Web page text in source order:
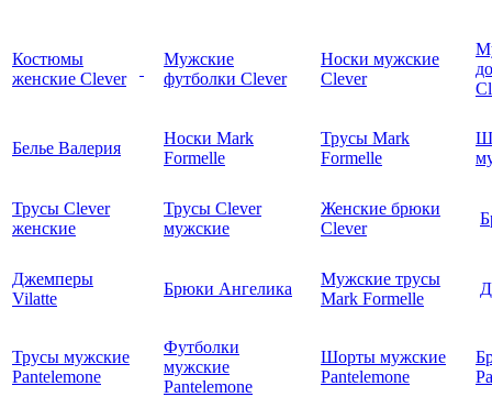
Костюмы
женские Clever
Мужские
футболки Clever
Носки мужские
Clever
Белье Валерия
Носки Mark
Formelle
Трусы Mark
Formelle
Трусы Clever
женские
Трусы Clever
мужские
Женские брюки
Clever
Джемперы
Vilatte
Брюки Ангелика
Мужские трусы
Mark Formelle
Трусы мужские
Pantelemone
Футболки
мужские
Pantelemone
Шорты мужские
Pantelemone